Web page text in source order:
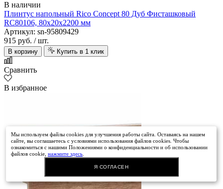
В наличии
Плинтус напольный Rico Concept 80 Дуб Фисташковый
RC80106, 80х20х2200 мм
Артикул: sn-95809429
915 руб. / шт.
В корзину Купить в 1 клик
Сравнить
В избранное
Мы используем файлы cookies для улучшения работы сайта. Оставаясь на нашем
сайте, вы соглашаетесь с условиями использования файлов cookies. Чтобы
ознакомиться с нашими Положениями о конфиденциальности и об использовании
файлов cookie,нажмите здесь
Я СОГЛАСЕН